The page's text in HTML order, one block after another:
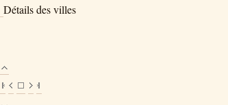
Détails des villes